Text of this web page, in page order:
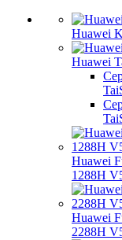
Huawei
Huawei
Huawei
1288H
Huawei
2288H